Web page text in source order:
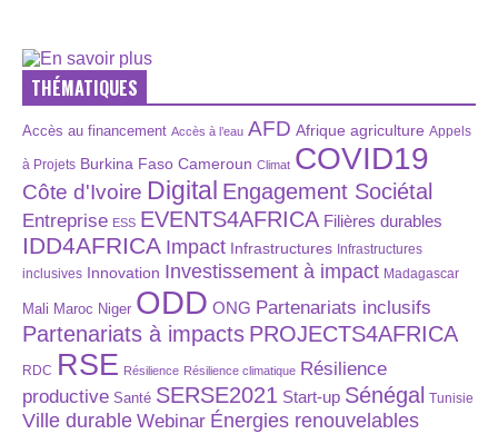
THÉMATIQUES
Accès au financement Accès à l’eau AFD Afrique agriculture Appels
à Projets Burkina Faso Cameroun Climat COVID19
Côte d'Ivoire Digital Engagement Sociétal
Entreprise ESS EVENTS4AFRICA Filières durables
IDD4AFRICA Impact Infrastructures Infrastructures
inclusives Innovation Investissement à impact Madagascar
Mali Maroc Niger ODD ONG Partenariats inclusifs
Partenariats à impacts PROJECTS4AFRICA
RDC RSE Résilience Résilience climatique Résilience
productive Santé SERSE2021 Start-up Sénégal Tunisie
Ville durable Webinar Énergies renouvelables